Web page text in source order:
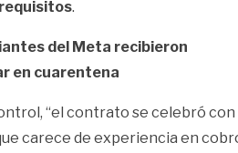
.
del Meta recibieron
en cuarentena
“el contrato se celebró con
carece de experiencia en